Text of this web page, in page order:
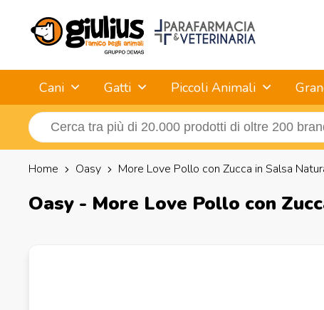
Cani Gatti Piccoli Animali
Home Oasy More Love Pollo con Zucca in Salsa
Oasy - More Love Pollo con